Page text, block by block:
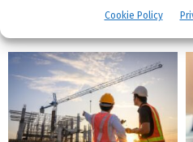
Cookie Policy
Înainte de toate trebuie să